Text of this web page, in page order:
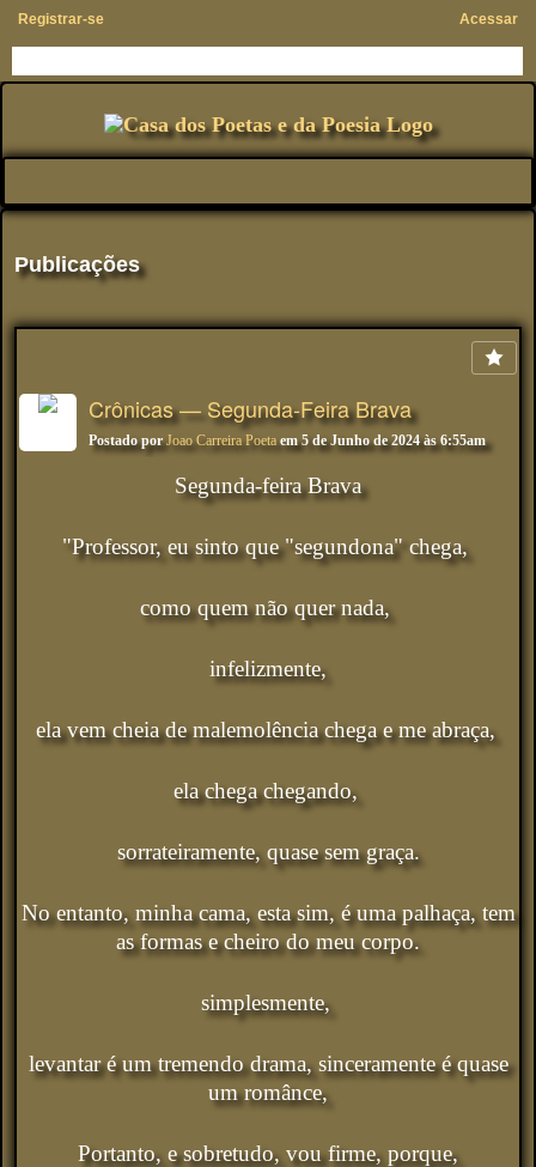
Registrar-se Acessar
Publicações
Crônicas — Segunda-Feira Brava
Postado porJoao Carreira Poeta em 5 de Junho de 2024 às 6:55am
Segunda-feira Brava
"Professor, eu sinto que "segundona" chega,
como quem não quer nada,
infelizmente,
ela vem cheia de malemolência chega e me abraça,
ela chega chegando,
sorrateiramente, quase sem graça.
No entanto, minha cama, esta sim, é uma palhaça, tem
as formas e cheiro do meu corpo.
simplesmente,
levantar é um tremendo drama, sinceramente é quase
um românce,
Portanto, e sobretudo, vou firme, porque,